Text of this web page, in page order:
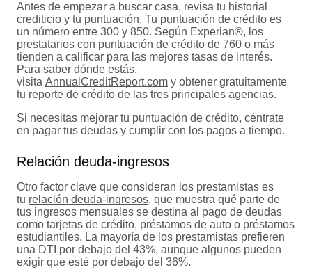
Antes de empezar a buscar casa, revisa tu historial
crediticio y tu puntuación. Tu puntuación de crédito es
un número entre 300 y 850. Según Experian®, los
prestatarios con puntuación de crédito de 760 o más
tienden a calificar para las mejores tasas de interés.
Para saber dónde estás,
visita AnnualCreditReport.com y obtener gratuitamente
tu reporte de crédito de las tres principales agencias.
Si necesitas mejorar tu puntuación de crédito, céntrate
en pagar tus deudas y cumplir con los pagos a tiempo.
Relación deuda-ingresos
Otro factor clave que consideran los prestamistas es
tu relación deuda-ingresos, que muestra qué parte de
tus ingresos mensuales se destina al pago de deudas
como tarjetas de crédito, préstamos de auto o préstamos
estudiantiles. La mayoría de los prestamistas prefieren
una DTI por debajo del 43%, aunque algunos pueden
exigir que esté por debajo del 36%.